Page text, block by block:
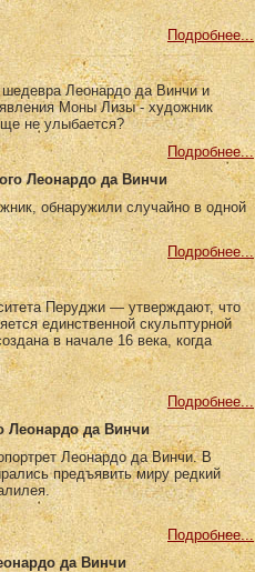
Подробнее...
шедевра Леонардо да Винчи и
Моны Лизы - художник
не улыбается?
Подробнее...
Леонардо да Винчи
обнаружили случайно в одной
Подробнее...
Перуджи — утверждают, что
единственной скульптурной
в начале 16 века, когда
Подробнее...
Леонардо да Винчи
Леонардо да Винчи. В
предъявить миру редкий
Подробнее...
да Винчи